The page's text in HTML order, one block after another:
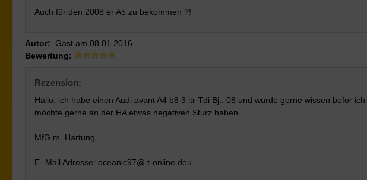
Auch für den 2008 er A5 zu bekommen ?!
Autor: Gast am 08.01.2016
Bewertung:
Rezension:
Hallo, ich habe einen Audi avant A4 b8 3 ltr Tdi Bj.. 08 und würde gerne wissen befor
möchte gerne an der HA etwas negativen Sturz haben.
MfG m. Hartung
E- Mail Adresse: oceanic97@ t-online.deu